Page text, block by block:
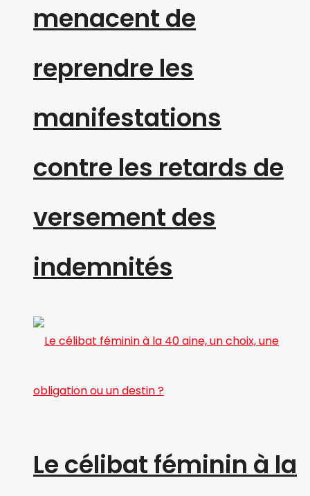
menacent de
reprendre les
manifestations
contre les retards de
versement des
indemnités
Le célibat féminin à la